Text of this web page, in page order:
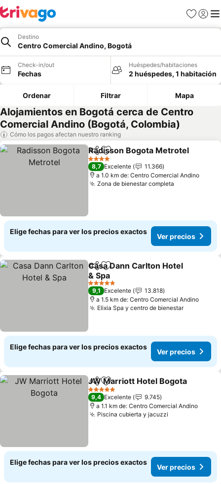
Favoritos
Iniciar
Destino
Centro Comercial Andino, Bogotá
Check-in/out
Fechas
Huéspedes/habitaciones
2 huéspedes, 1 habitación
Ordenar Filtrar Mapa
Alojamientos en Bogotá cerca de Centro
Comercial Andino (Bogotá, Colombia)
Cómo los pagos afectan nuestro ranking
CompartirAgregar a favoritos
Radisson Bogota Metrotel
4 Estrellas
8,7 Excelente
11.366
a 1.0 km de: Centro Comercial Andino
Zona de bienestar completa
Elige fechas para ver los precios exactos
Ver precios
CompartirAgregar a favoritos
Casa Dann Carlton Hotel
& Spa
Ver precios
5 Estrellas
9,1 Excelente
13.818
a 1.5 km de: Centro Comercial Andino
Elixia Spa y centro de bienestarVer
Elige fechas para ver los precios exactos
Ver precios
CompartirAgregar a favoritos
JW Marriott Hotel Bogota
5 Estrellas
9,4 Excelente
9.745
a 1.1 km de: Centro Comercial Andino
Piscina cubierta y jacuzzi
Elige fechas para ver los precios exactos
Ver precios